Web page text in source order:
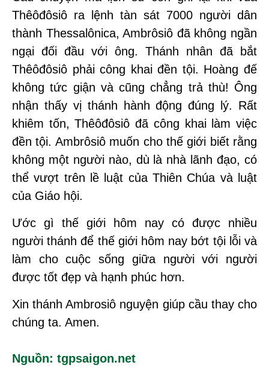
Thêôđôsiô ra lệnh tàn sát 7000 người dân
thành Thessalônica, Ambrôsiô đã không ngần
ngại đối đầu với ông. Thánh nhân đã bắt
Thêôđôsiô phải công khai đền tội. Hoàng đế
không tức giận và cũng chẳng trả thù! Ông
nhận thấy vị thánh hành động đúng lý. Rất
khiêm tốn, Thêôđôsiô đã công khai làm việc
đền tội. Ambrôsiô muốn cho thế giới biết rằng
không một người nào, dù là nhà lãnh đạo, có
thể vượt trên lề luật của Thiên Chúa và luật
của Giáo hội.
Ước gì thế giới hôm nay có được nhiều
người thánh để thế giới hôm nay bớt tội lỗi và
làm cho cuộc sống giữa người với người
được tốt đẹp và hạnh phúc hơn.
Xin thánh Ambrosiô nguyện giúp cầu thay cho
chúng ta. Amen.
Nguồn: tgpsaigon.net